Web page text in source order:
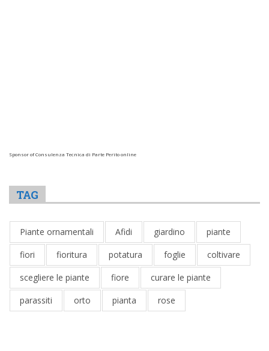
Sponsor of Consulenza Tecnica di Parte Perito online
TAG
Piante ornamentali Afidi giardino
piante
fiori
fioritura potatura foglie
coltivare
scegliere le piante
fiore
curare le piante
parassiti
orto pianta rose